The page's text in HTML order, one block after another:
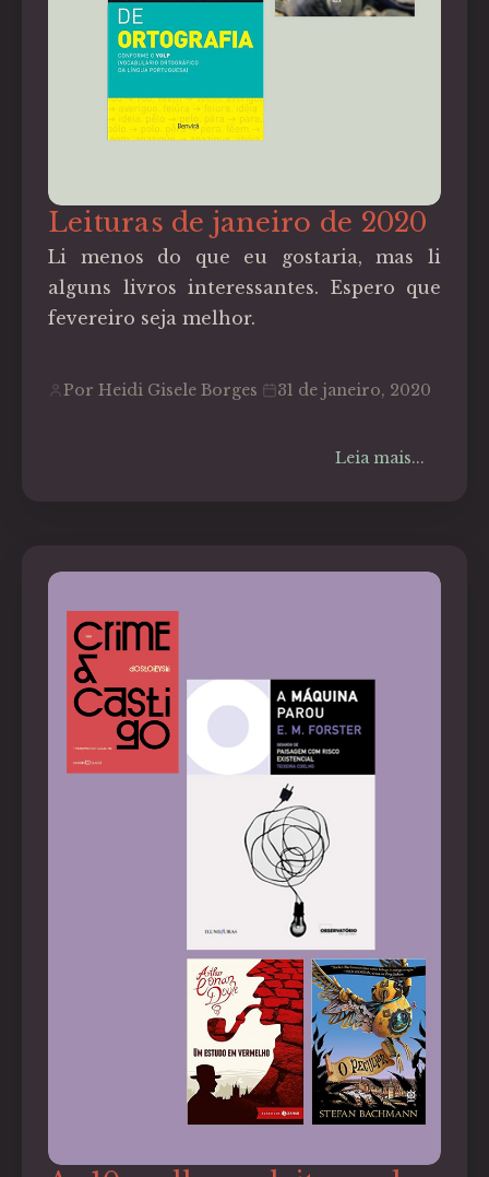
Leituras de janeiro de 2020
Li menos do que eu gostaria, mas li
alguns livros interessantes. Espero que
fevereiro seja melhor.
Por Heidi Gisele Borges 31 de janeiro, 2020
Leia mais...